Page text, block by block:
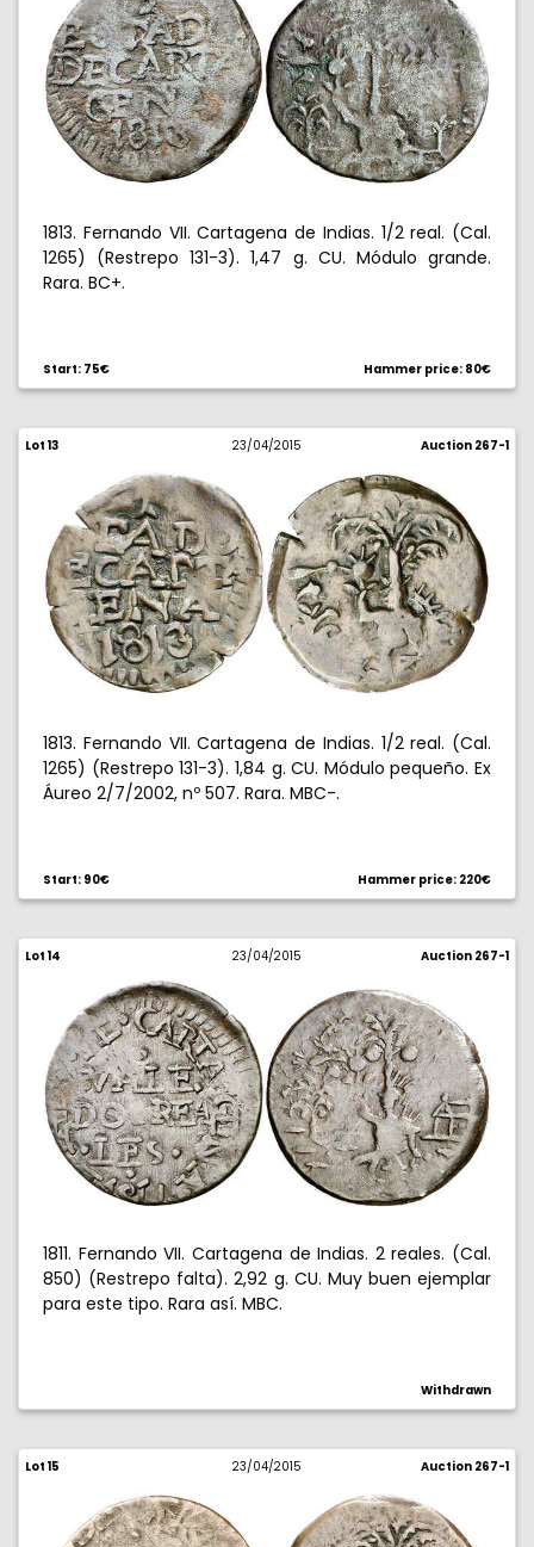
1813. Fernando VII. Cartagena de Indias. 1/2 real. (Cal.
1265) (Restrepo 131-3). 1,47 g. CU. Módulo grande.
Rara. BC+.
Start: 75€ Hammer price: 80€
Lot 13 23/04/2015 Auction 267-1
1813. Fernando VII. Cartagena de Indias. 1/2 real. (Cal.
1265) (Restrepo 131-3). 1,84 g. CU. Módulo pequeño. Ex
Áureo 2/7/2002, nº 507. Rara. MBC-.
Start: 90€ Hammer price: 220€
Lot 14 23/04/2015 Auction 267-1
1811. Fernando VII. Cartagena de Indias. 2 reales. (Cal.
850) (Restrepo falta). 2,92 g. CU. Muy buen ejemplar
para este tipo. Rara así. MBC.
Withdrawn
Lot 15 23/04/2015 Auction 267-1